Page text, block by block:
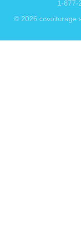
1-877-
© 2026 covoiturage